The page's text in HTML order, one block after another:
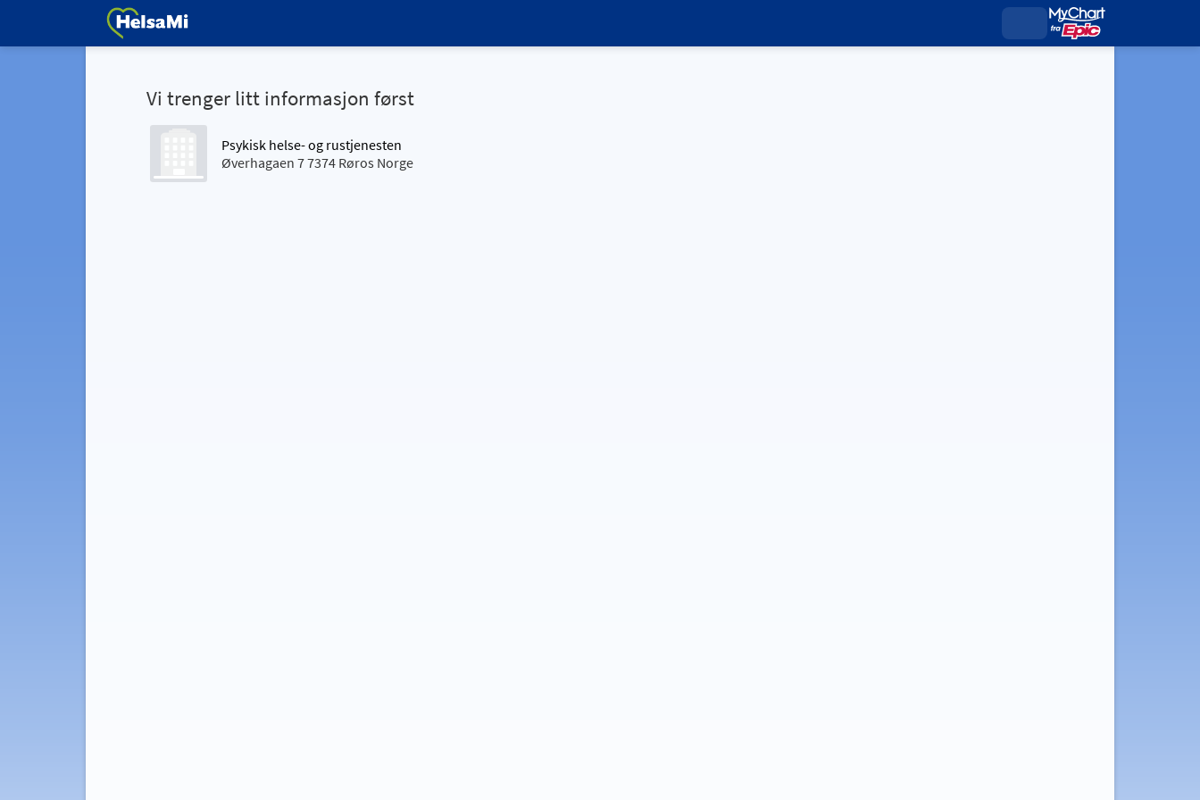
Vi trenger litt informasjon først
Psykisk helse- og rustjenesten
Øverhagaen 7 7374 Røros Norge